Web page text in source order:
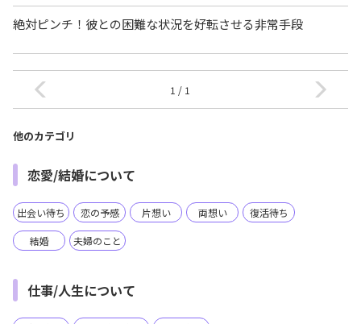
絶対ピンチ！彼との困難な状況を好転させる非常手段
1 / 1
他のカテゴリ
恋愛/結婚について
出会い待ち 恋の予感 片想い 両想い 復活待ち
結婚 夫婦のこと
仕事/人生について